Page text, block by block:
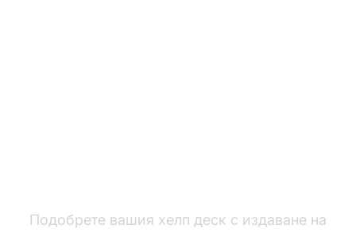
Подобрете вашия хелп деск с издаване на